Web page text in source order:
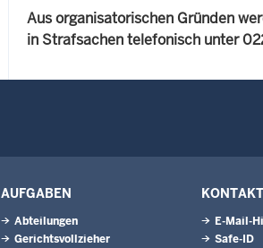
Aus organisatorischen Gründen
in Strafsachen telefonisch unter
AUFGABEN
Abteilungen
Gerichtsvollzieher
KONTAKT
E-Mail-
Safe-ID